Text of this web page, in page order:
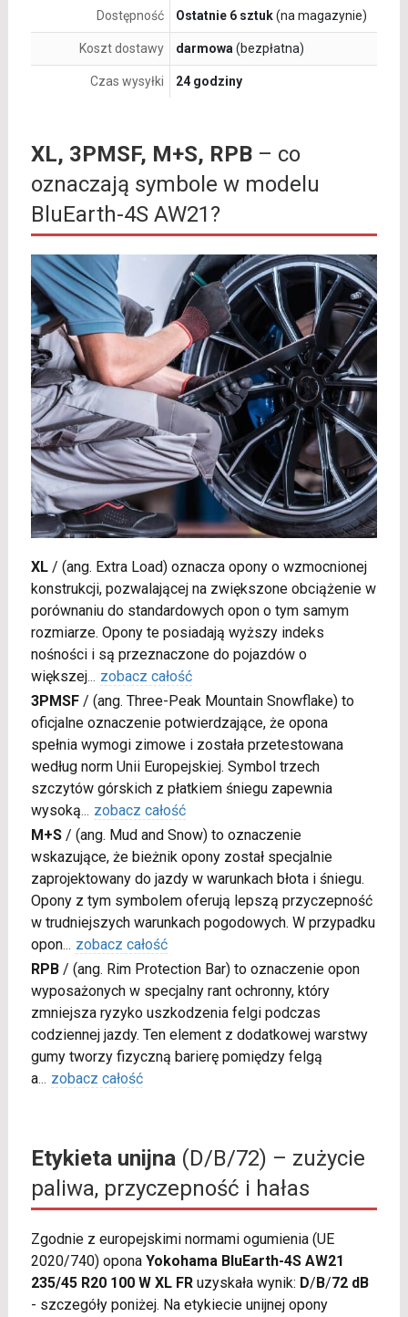
Dostępność Ostatnie 6 sztuk(na magazynie)
Koszt dostawy darmowa (bezpłatna)
Czas wysyłki 24 godziny
XL, 3PMSF, M+S, RPB– co
oznaczają symbole w modelu
BluEarth-4S AW21?
XL/ (ang. Extra Load) oznacza opony o wzmocnionej
konstrukcji, pozwalającej na zwiększone obciążenie w
porównaniu do standardowych opon o tym samym
rozmiarze. Opony te posiadają wyższy indeks
nośności i są przeznaczone do pojazdów o
większej... zobacz całość
3PMSF/ (ang. Three-Peak Mountain Snowflake) to
oficjalne oznaczenie potwierdzające, że opona
spełnia wymogi zimowe i została przetestowana
według norm Unii Europejskiej. Symbol trzech
szczytów górskich z płatkiem śniegu zapewnia
wysoką... zobacz całość
M+S/ (ang. Mud and Snow) to oznaczenie
wskazujące, że bieżnik opony został specjalnie
zaprojektowany do jazdy w warunkach błota i śniegu.
Opony z tym symbolem oferują lepszą przyczepność
w trudniejszych warunkach pogodowych. W przypadku
opon... zobacz całość
RPB/ (ang. Rim Protection Bar) to oznaczenie opon
wyposażonych w specjalny rant ochronny, który
zmniejsza ryzyko uszkodzenia felgi podczas
codziennej jazdy. Ten element z dodatkowej warstwy
gumy tworzy fizyczną barierę pomiędzy felgą
a... zobacz całość
Etykieta unijna(D/B/72) – zużycie
paliwa, przyczepność i hałas
Zgodnie z europejskimi normami ogumienia (UE
2020/740) opona Yokohama BluEarth-4S AW21
235/45 R20 100 W XL FRuzyskała wynik: D/B/72 dB
- szczegóły poniżej. Na etykiecie unijnej opony